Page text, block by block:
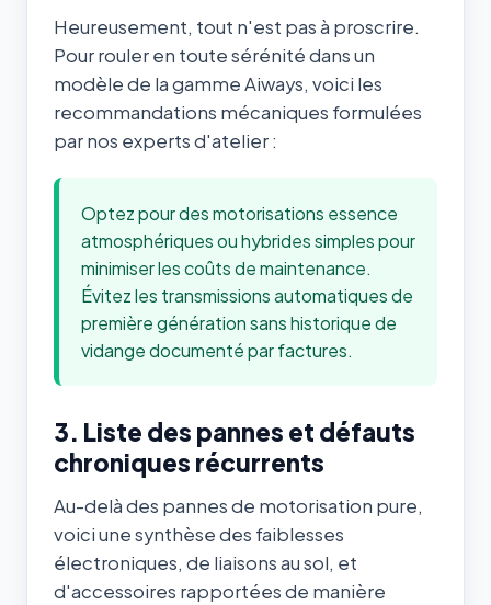
Heureusement, tout n'est pas à proscrire.
Pour rouler en toute sérénité dans un
modèle de la gamme Aiways, voici les
recommandations mécaniques formulées
par nos experts d'atelier :
Optez pour des motorisations essence
atmosphériques ou hybrides simples pour
minimiser les coûts de maintenance.
Évitez les transmissions automatiques de
première génération sans historique de
vidange documenté par factures.
3. Liste des pannes et défauts
chroniques récurrents
Au-delà des pannes de motorisation pure,
voici une synthèse des faiblesses
électroniques, de liaisons au sol, et
d'accessoires rapportées de manière